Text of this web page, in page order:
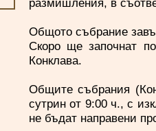
размишления, в
Общото събрание
Скоро ще започнат
Конклава.
Общите събрания
сутрин от 9:00 ч., с
не бъдат направени